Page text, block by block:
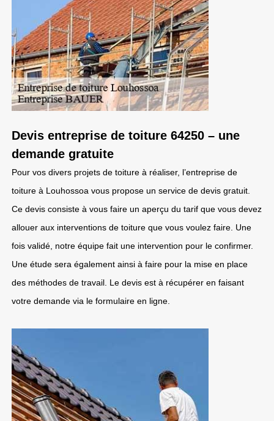
Devis entreprise de toiture 64250 – une
demande gratuite
Pour vos divers projets de toiture à réaliser, l’entreprise de
toiture à Louhossoa vous propose un service de devis gratuit.
Ce devis consiste à vous faire un aperçu du tarif que vous devez
allouer aux interventions de toiture que vous voulez faire. Une
fois validé, notre équipe fait une intervention pour le confirmer.
Une étude sera également ainsi à faire pour la mise en place
des méthodes de travail. Le devis est à récupérer en faisant
votre demande via le formulaire en ligne.